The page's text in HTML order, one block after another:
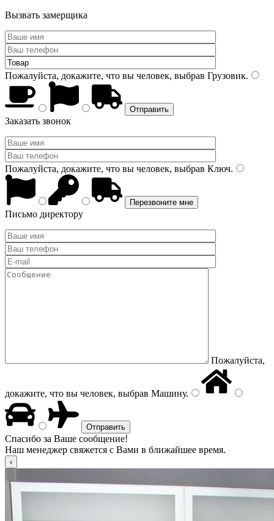
Вызвать замерщика
Пожалуйста, докажите, что вы человек, выбрав Грузовик.
Заказать звонок
Пожалуйста, докажите, что вы человек, выбрав Ключ.
Письмо директору
Пожалуйста,
докажите, что вы человек, выбрав Машину.
Спасибо за Ваше сообщение!
Наш менеджер свяжется с Вами в ближайшее время.